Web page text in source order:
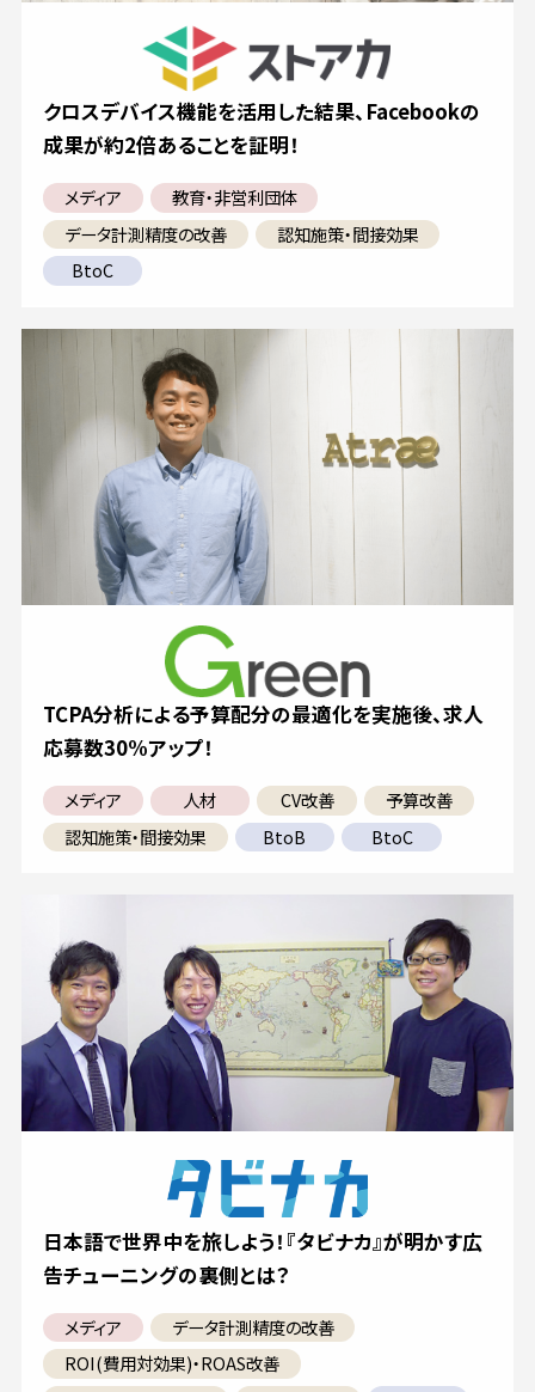
クロスデバイス機能を活用した結果、Facebookの
成果が約2倍あることを証明！
メディア
教育・非営利団体
データ計測精度の改善
認知施策・間接効果
BtoC
TCPA分析による予算配分の最適化を実施後、求人
応募数30%アップ！
メディア 人材 CV改善
予算改善
認知施策・間接効果
BtoB BtoC
日本語で世界中を旅しよう！『タビナカ』が明かす広
告チューニングの裏側とは？
メディア
データ計測精度の改善
ROI(費用対効果)・ROAS改善